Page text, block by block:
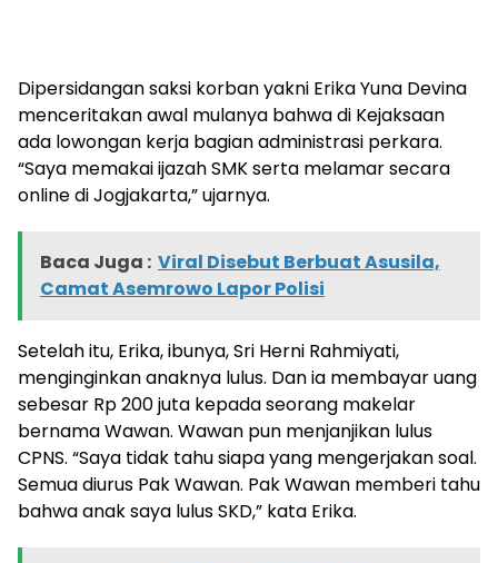
Dipersidangan saksi korban yakni Erika Yuna Devina
menceritakan awal mulanya bahwa di Kejaksaan
ada lowongan kerja bagian administrasi perkara.
“Saya memakai ijazah SMK serta melamar secara
online di Jogjakarta,” ujarnya.
Baca Juga : Viral Disebut Berbuat Asusila,
Camat Asemrowo Lapor Polisi
Setelah itu, Erika, ibunya, Sri Herni Rahmiyati,
menginginkan anaknya lulus. Dan ia membayar uang
sebesar Rp 200 juta kepada seorang makelar
bernama Wawan. Wawan pun menjanjikan lulus
CPNS. “Saya tidak tahu siapa yang mengerjakan soal.
Semua diurus Pak Wawan. Pak Wawan memberi tahu
bahwa anak saya lulus SKD,” kata Erika.